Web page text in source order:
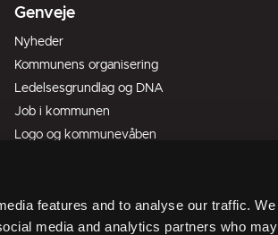
features and to analyse our traffic. We
media and analytics partners who may
Genveje
Nyheder
Kommunens organisering
Ledelsesgrundlag og DNA
Job i kommunen
Logo og kommunevåben